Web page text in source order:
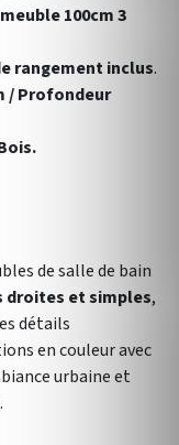
meuble 100cm 3
rangement inclus.
/ Profondeur
de salle de bain
droites et simples,
détails
en couleur avec
urbaine et